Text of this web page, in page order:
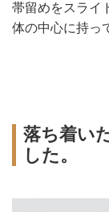
帯留めをスライ
体の中心に持っ
落ち着い
した。